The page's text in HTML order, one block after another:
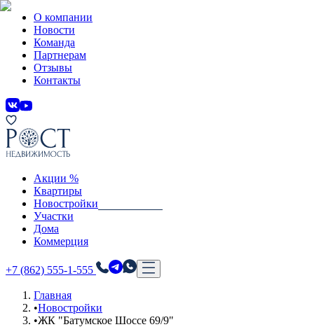
О компании
Новости
Команда
Партнерам
Отзывы
Контакты
Акции %
Квартиры
Новостройки
Участки
Дома
Коммерция
+7 (862) 555-1-555
Главная
•Новостройки
•ЖК "Батумское Шоссе 69/9"